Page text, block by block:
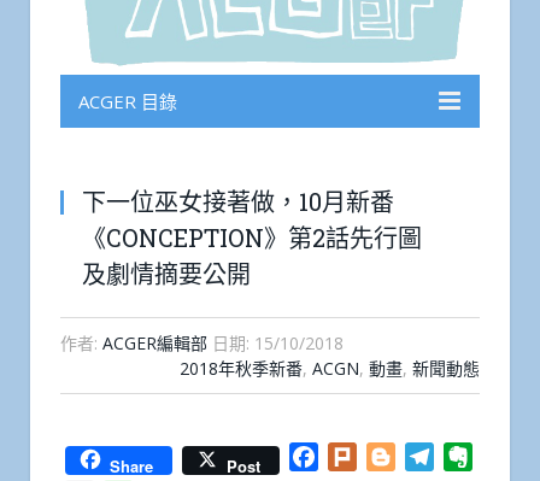
ACGER 目錄
下一位巫女接著做，10月新番
《CONCEPTION》第2話先行圖
及劇情摘要公開
作者: ACGER編輯部 日期: 15/10/2018
2018年秋季新番, ACGN, 動畫, 新聞動態
Share Post Facebook
Plurk BloggerTelegram